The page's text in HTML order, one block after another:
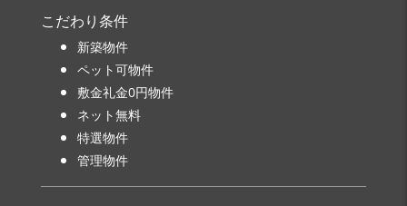
こだわり条件
新築物件
ペット可物件
敷金礼金0円物件
ネット無料
特選物件
管理物件